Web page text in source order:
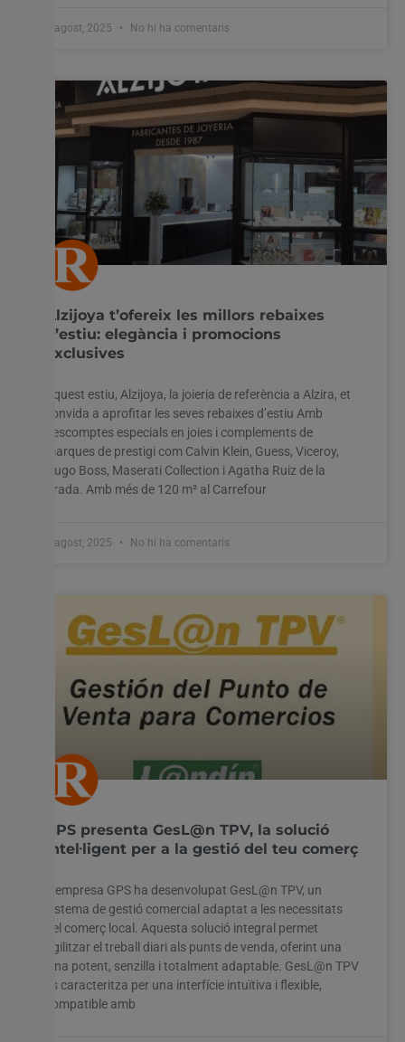
8 agost, 2025 No hi ha comentaris
Alzijoya t’ofereix les millors rebaixes
d’estiu: elegància i promocions
exclusives
Aquest estiu, Alzijoya, la joieria de referència a Alzira, et
convida a aprofitar les seves rebaixes d’estiu Amb
descomptes especials en joies i complements de
marques de prestigi com Calvin Klein, Guess, Viceroy,
Hugo Boss, Maserati Collection i Agatha Ruiz de la
Prada. Amb més de 120 m² al Carrefour
8 agost, 2025 No hi ha comentaris
GPS presenta GesL@n TPV, la solució
intel·ligent per a la gestió del teu comerç
L’empresa GPS ha desenvolupat GesL@n TPV, un
sistema de gestió comercial adaptat a les necessitats
del comerç local. Aquesta solució integral permet
agilitzar el treball diari als punts de venda, oferint una
eina potent, senzilla i totalment adaptable. GesL@n TPV
es caracteritza per una interfície intuïtiva i flexible,
compatible amb
l'experiència més rellevant recordant les vostres preferències
i visites repetides. En fer clic a "Acceptar-ho tot", accepteu
l'ús de TOTES les cookies. Tanmateix, podeu visitar
"Configuració de les galetes" per proporcionar un
consentiment controlat.
Configuració cookies Accepta tot